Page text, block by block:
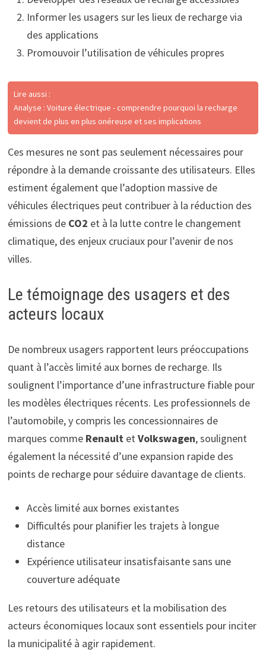
Informer les usagers sur les lieux de recharge via
des applications
Promouvoir l’utilisation de véhicules propres
Lire aussi :
Analyse : Voiture électrique - comprendre pourquoi la recharge
devient de plus en plus onéreuse et ses implications
Ces mesures ne sont pas seulement nécessaires pour
répondre à la demande croissante des utilisateurs. Elles
estiment également que l’adoption massive de
véhicules électriques peut contribuer à la réduction des
émissions de CO2 et à la lutte contre le changement
climatique, des enjeux cruciaux pour l’avenir de nos
villes.
Le témoignage des usagers et des
acteurs locaux
De nombreux usagers rapportent leurs préoccupations
quant à l’accès limité aux bornes de recharge. Ils
soulignent l’importance d’une infrastructure fiable pour
les modèles électriques récents. Les professionnels de
l’automobile, y compris les concessionnaires de
marques comme RenaultetVolkswagen, soulignent
également la nécessité d’une expansion rapide des
points de recharge pour séduire davantage de clients.
Accès limité aux bornes existantes
Difficultés pour planifier les trajets à longue
distance
Expérience utilisateur insatisfaisante sans une
couverture adéquate
Les retours des utilisateurs et la mobilisation des
acteurs économiques locaux sont essentiels pour inciter
la municipalité à agir rapidement.